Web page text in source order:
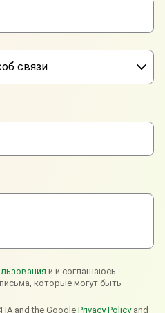
связи
и и соглашаюсь
которые могут быть
and the Google Privacy Policyand